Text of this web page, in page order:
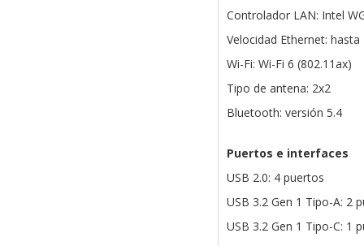
Controlador LAN: Intel
Velocidad Ethernet:
Wi-Fi: Wi-Fi 6 (802.11ax)
Tipo de antena: 2x2
Bluetooth: versión 5.4
Puertos e interfaces
USB 2.0: 4 puertos
USB 3.2 Gen 1 Tipo-A: 2
USB 3.2 Gen 1 Tipo-C: 1